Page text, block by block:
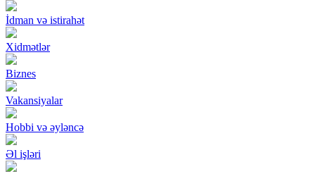
İdman və istirahət
Xidmətlər
Biznes
Vakansiyalar
Hobbi və əyləncə
Əl işləri